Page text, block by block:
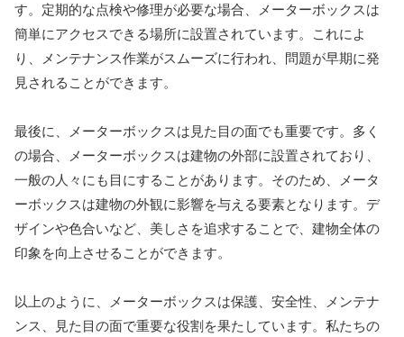
す。定期的な点検や修理が必要な場合、メーターボックスは
簡単にアクセスできる場所に設置されています。これによ
り、メンテナンス作業がスムーズに行われ、問題が早期に発
見されることができます。
最後に、メーターボックスは見た目の面でも重要です。多く
の場合、メーターボックスは建物の外部に設置されており、
一般の人々にも目にすることがあります。そのため、メータ
ーボックスは建物の外観に影響を与える要素となります。デ
ザインや色合いなど、美しさを追求することで、建物全体の
印象を向上させることができます。
以上のように、メーターボックスは保護、安全性、メンテナ
ンス、見た目の面で重要な役割を果たしています。私たちの